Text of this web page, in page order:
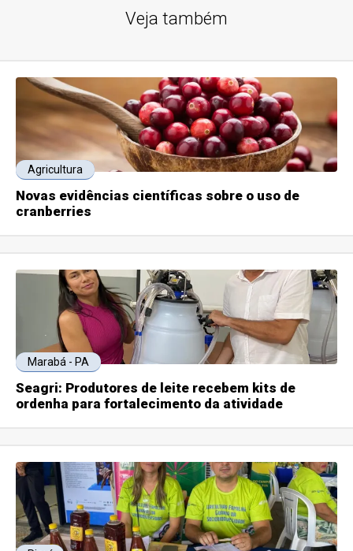
Veja também
Agricultura
Novas evidências científicas sobre o uso de
cranberries
Marabá - PA
Seagri: Produtores de leite recebem kits de
ordenha para fortalecimento da atividade